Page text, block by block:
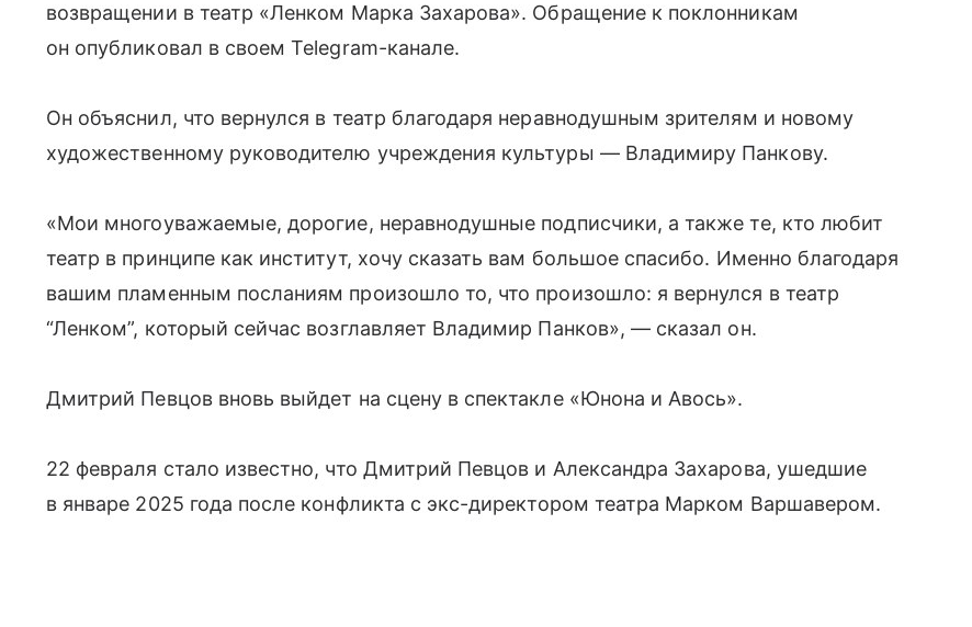
возвращении в театр «Ленком Марка Захарова». Обращение к поклонникам
он опубликовал в своем Telegram-канале.
Он объяснил, что вернулся в театр благодаря неравнодушным зрителям и новому
художественному руководителю учреждения культуры — Владимиру Панкову.
«Мои многоуважаемые, дорогие, неравнодушные подписчики, а также те, кто любит
театр в принципе как институт, хочу сказать вам большое спасибо. Именно благодаря
вашим пламенным посланиям произошло то, что произошло: я вернулся в театр
“Ленком”, который сейчас возглавляет Владимир Панков», — сказал он.
Дмитрий Певцов вновь выйдет на сцену в спектакле «Юнона и Авось».
22 февраля стало известно, что Дмитрий Певцов и Александра Захарова, ушедшие
в январе 2025 года после конфликта с экс-директором театра Марком Варшавером.